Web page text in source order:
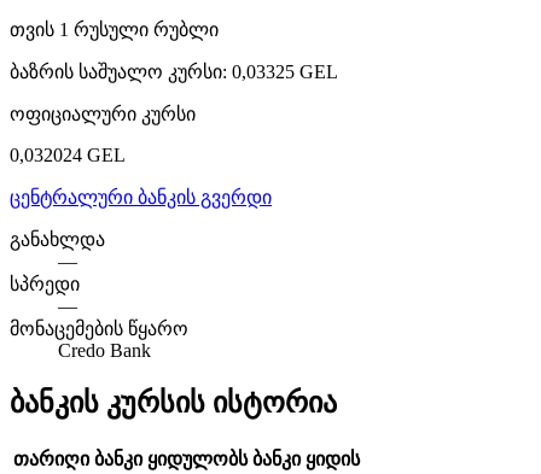
თვის 1 რუსული რუბლი
ბაზრის საშუალო კურსი: 0,03325 GEL
ოფიციალური კურსი
0,032024 GEL
ცენტრალური ბანკის გვერდი
განახლდა
—
სპრედი
—
მონაცემების წყარო
Credo Bank
ბანკის კურსის ისტორია
თარიღი ბანკი ყიდულობს ბანკი ყიდის